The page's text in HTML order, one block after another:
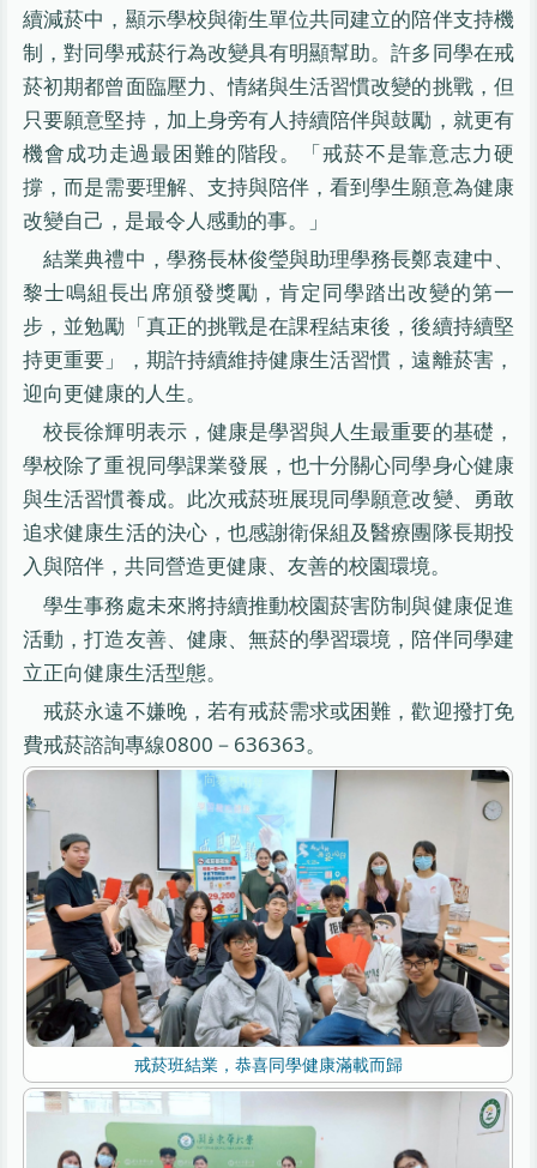
續減菸中，顯示學校與衛生單位共同建立的陪伴支持機
制，對同學戒菸行為改變具有明顯幫助。許多同學在戒
菸初期都曾面臨壓力、情緒與生活習慣改變的挑戰，但
只要願意堅持，加上身旁有人持續陪伴與鼓勵，就更有
機會成功走過最困難的階段。「戒菸不是靠意志力硬
撐，而是需要理解、支持與陪伴，看到學生願意為健康
改變自己，是最令人感動的事。」
結業典禮中，學務長林俊瑩與助理學務長鄭袁建中、
黎士鳴組長出席頒發獎勵，肯定同學踏出改變的第一
步，並勉勵「真正的挑戰是在課程結束後，後續持續堅
持更重要」，期許持續維持健康生活習慣，遠離菸害，
迎向更健康的人生。
校長徐輝明表示，健康是學習與人生最重要的基礎，
學校除了重視同學課業發展，也十分關心同學身心健康
與生活習慣養成。此次戒菸班展現同學願意改變、勇敢
追求健康生活的決心，也感謝衛保組及醫療團隊長期投
入與陪伴，共同營造更健康、友善的校園環境。
學生事務處未來將持續推動校園菸害防制與健康促進
活動，打造友善、健康、無菸的學習環境，陪伴同學建
立正向健康生活型態。
戒菸永遠不嫌晚，若有戒菸需求或困難，歡迎撥打免
費戒菸諮詢專線0800－636363。
戒菸班結業，恭喜同學健康滿載而歸